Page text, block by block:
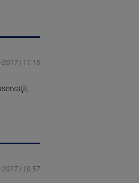
2017 | 11:15
2017 | 10:57